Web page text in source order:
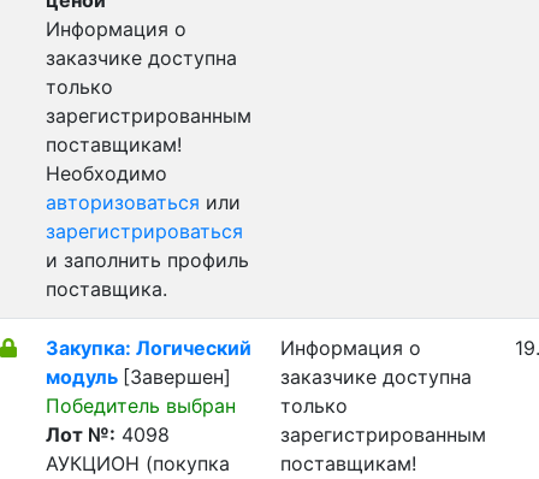
Информация о
заказчике доступна
только
зарегистрированным
поставщикам!
Необходимо
авторизоваться или
зарегистрироваться
и заполнить профиль
поставщика.
Закупка: Логический
модуль [Завершен]
Победитель выбран
Лот №: 4098
АУКЦИОН (покупка
Информация о
заказчике доступна
только
зарегистрированным
поставщикам!